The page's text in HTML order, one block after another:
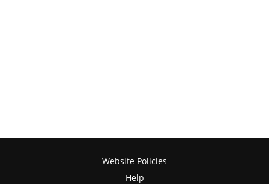
Website Policies
Help